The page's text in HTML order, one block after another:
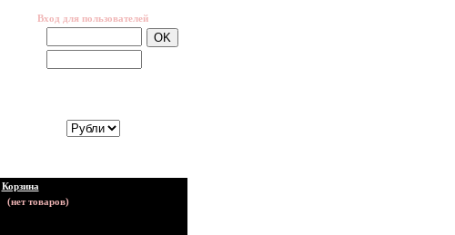
Вход для пользователей
Корзина